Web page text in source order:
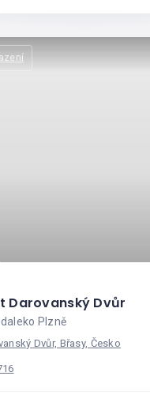
Darovanský Dvůr
Plzně
Dvůr, Břasy, Česko